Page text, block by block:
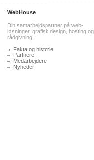
WebHouse
Din samarbejdspartner på web-
løsninger, grafisk design, hosting og
rådgivning.
Fakta og historie
Partnere
Medarbejdere
Nyheder